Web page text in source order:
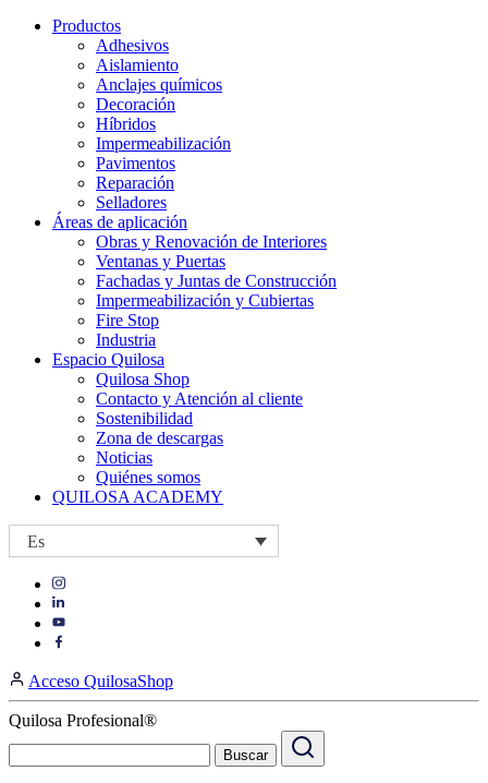
Productos
Adhesivos
Aislamiento
Anclajes químicos
Decoración
Híbridos
Impermeabilización
Pavimentos
Reparación
Selladores
Áreas de aplicación
Obras y Renovación de Interiores
Ventanas y Puertas
Fachadas y Juntas de Construcción
Impermeabilización y Cubiertas
Fire Stop
Industria
Espacio Quilosa
Quilosa Shop
Contacto y Atención al cliente
Sostenibilidad
Zona de descargas
Noticias
Quiénes somos
QUILOSA ACADEMY
Es
Visit
https://www.instagram.com/quilosa_selena/
Visit
our
Visit
page
https://www.facebook.com/QuilosaSelenaIberia/
page
Acceso QuilosaShop
Quilosa Profesional®